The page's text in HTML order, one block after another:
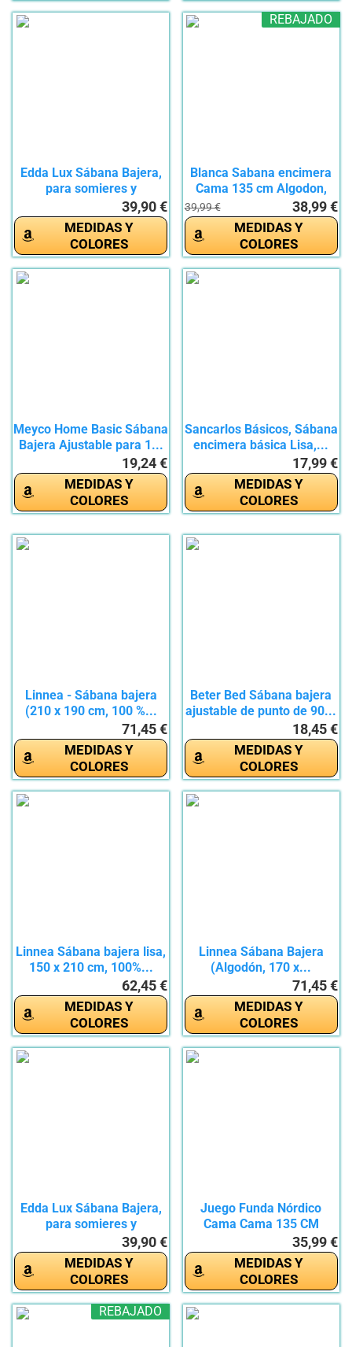
Edda Lux Sábana Bajera,
para somieres y
colchones...39,90 €
MEDIDAS Y
COLORES
REBAJADO
Blanca Sabana encimera
Cama 135 cm Algodon,
39,99 € 38,99 €
MEDIDAS Y
COLORES
Meyco Home Basic Sábana
Bajera Ajustable para 1...
19,24 €
MEDIDAS Y
COLORES
Sancarlos Básicos, Sábana
encimera básica Lisa,...
17,99 €
MEDIDAS Y
COLORES
Linnea - Sábana bajera
(210 x 190 cm, 100 %...
71,45 €
MEDIDAS Y
COLORES
Beter Bed Sábana bajera
ajustable de punto de 90...
18,45 €
MEDIDAS Y
COLORES
Linnea Sábana bajera lisa,
150 x 210 cm, 100%...
62,45 €
MEDIDAS Y
COLORES
Linnea Sábana Bajera
(Algodón, 170 x...
71,45 €
MEDIDAS Y
COLORES
Edda Lux Sábana Bajera,
para somieres y
colchones...39,90 €
MEDIDAS Y
COLORES
Juego Funda Nórdico
Cama Cama 135 CM
35,99 €
MEDIDAS Y
COLORES
REBAJADO